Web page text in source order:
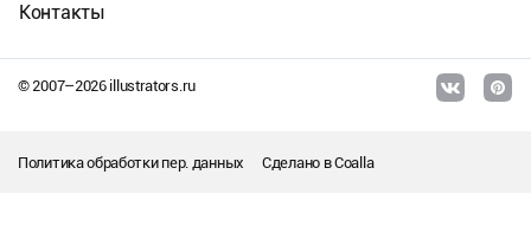
© 2007–2026illustrators.ru
Контакты
Политика обработки пер. данных Сделано вCoalla